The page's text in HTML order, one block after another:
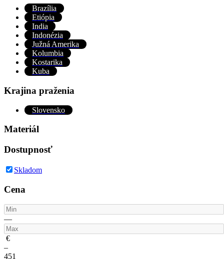
Brazília
Etiópia
India
Indonézia
Južná Amerika
Kolumbia
Kostarika
Kuba
Krajina praženia
Slovensko
Materiál
Dostupnosť
Skladom
Cena
—
€
–
451